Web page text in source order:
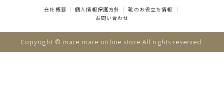
会社概要 ｜個人情報保護方針 ｜靴のお役立ち情報 ｜
お問い合わせ
Copyright © mare mare online store All rights reserved.